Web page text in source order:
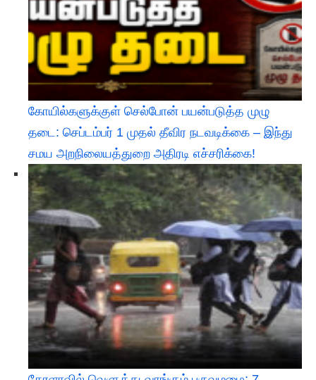
கோயில்களுக்குள் செல்போன் பயன்படுத்த முழு
தடை: செப்டம்பர் 1 முதல் தீவிர நடவடிக்கை – இந்து
சமய அறநிலையத்துறை அதிரடி எச்சரிக்கை!